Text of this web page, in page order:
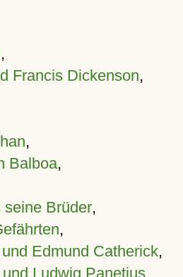
,
Francis Dickenson,
,
Balboa,
seine Brüder,
,
Edmund Catherick,
Ludwig Panetius,